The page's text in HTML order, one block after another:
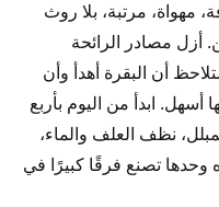
مهواة، مرتبة، بلا روث
أزل مصادر الرائحة
أن البقرة أهدأ وأن
أسهل. ابدأ من اليوم بأربع
نظف العلف والماء،
وحدها تصنع فرقًا كبيرًا في